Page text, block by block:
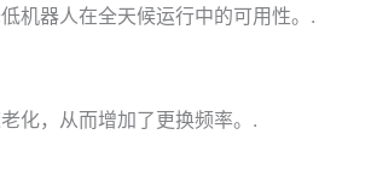
机器人在全天候运行中的可用性。.
化，从而增加了更换频率。.